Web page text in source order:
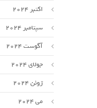
اکتبر 2024
سپتامبر 2024
آگوست 2024
جولای 2024
ژوئن 2024
می 2024